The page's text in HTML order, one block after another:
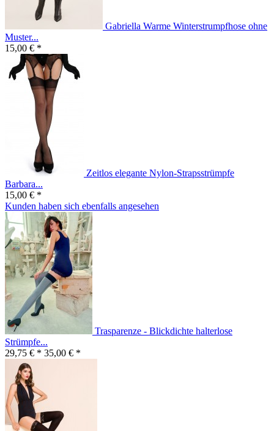
Gabriella Warme Winterstrumpfhose ohne
Muster...
15,00 € *
Zeitlos elegante Nylon-Strapsstrümpfe
Barbara...
15,00 € *
Kunden haben sich ebenfalls angesehen
Trasparenze - Blickdichte halterlose
Strümpfe...
29,75 € * 35,00 € *